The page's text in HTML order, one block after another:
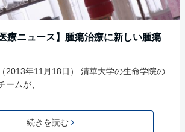
療ニュース】腫瘍治療に新しい腫瘍
2013年11月18日） 清華大学の生命学院の
ームが、 …
続きを読む